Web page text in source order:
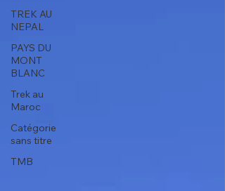
TREK AU
NEPAL
PAYS DU
MONT
BLANC
Trek au
Maroc
Catégorie
sans titre
TMB